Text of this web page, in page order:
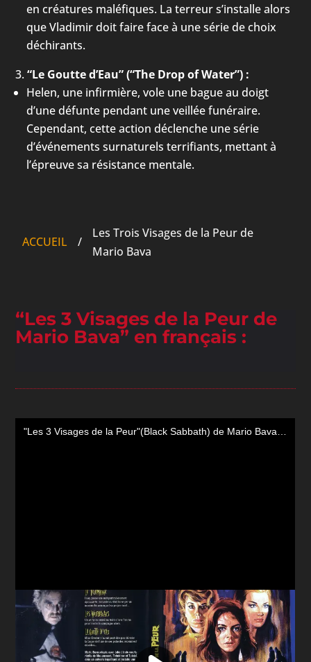
en créatures maléfiques. La terreur s’installe alors
que Vladimir doit faire face à une série de choix
déchirants.
“Le Goutte d’Eau” (“The Drop of Water”) :
Helen, une infirmière, vole une bague au doigt
d’une défunte pendant une veillée funéraire.
Cependant, cette action déclenche une série
d’événements surnaturels terrifiants, mettant à
l’épreuve sa résistance mentale.
ACCUEIL /
Les Trois Visages de la Peur de
Mario Bava
“Les 3 Visages de la Peur de
Mario Bava” en français :